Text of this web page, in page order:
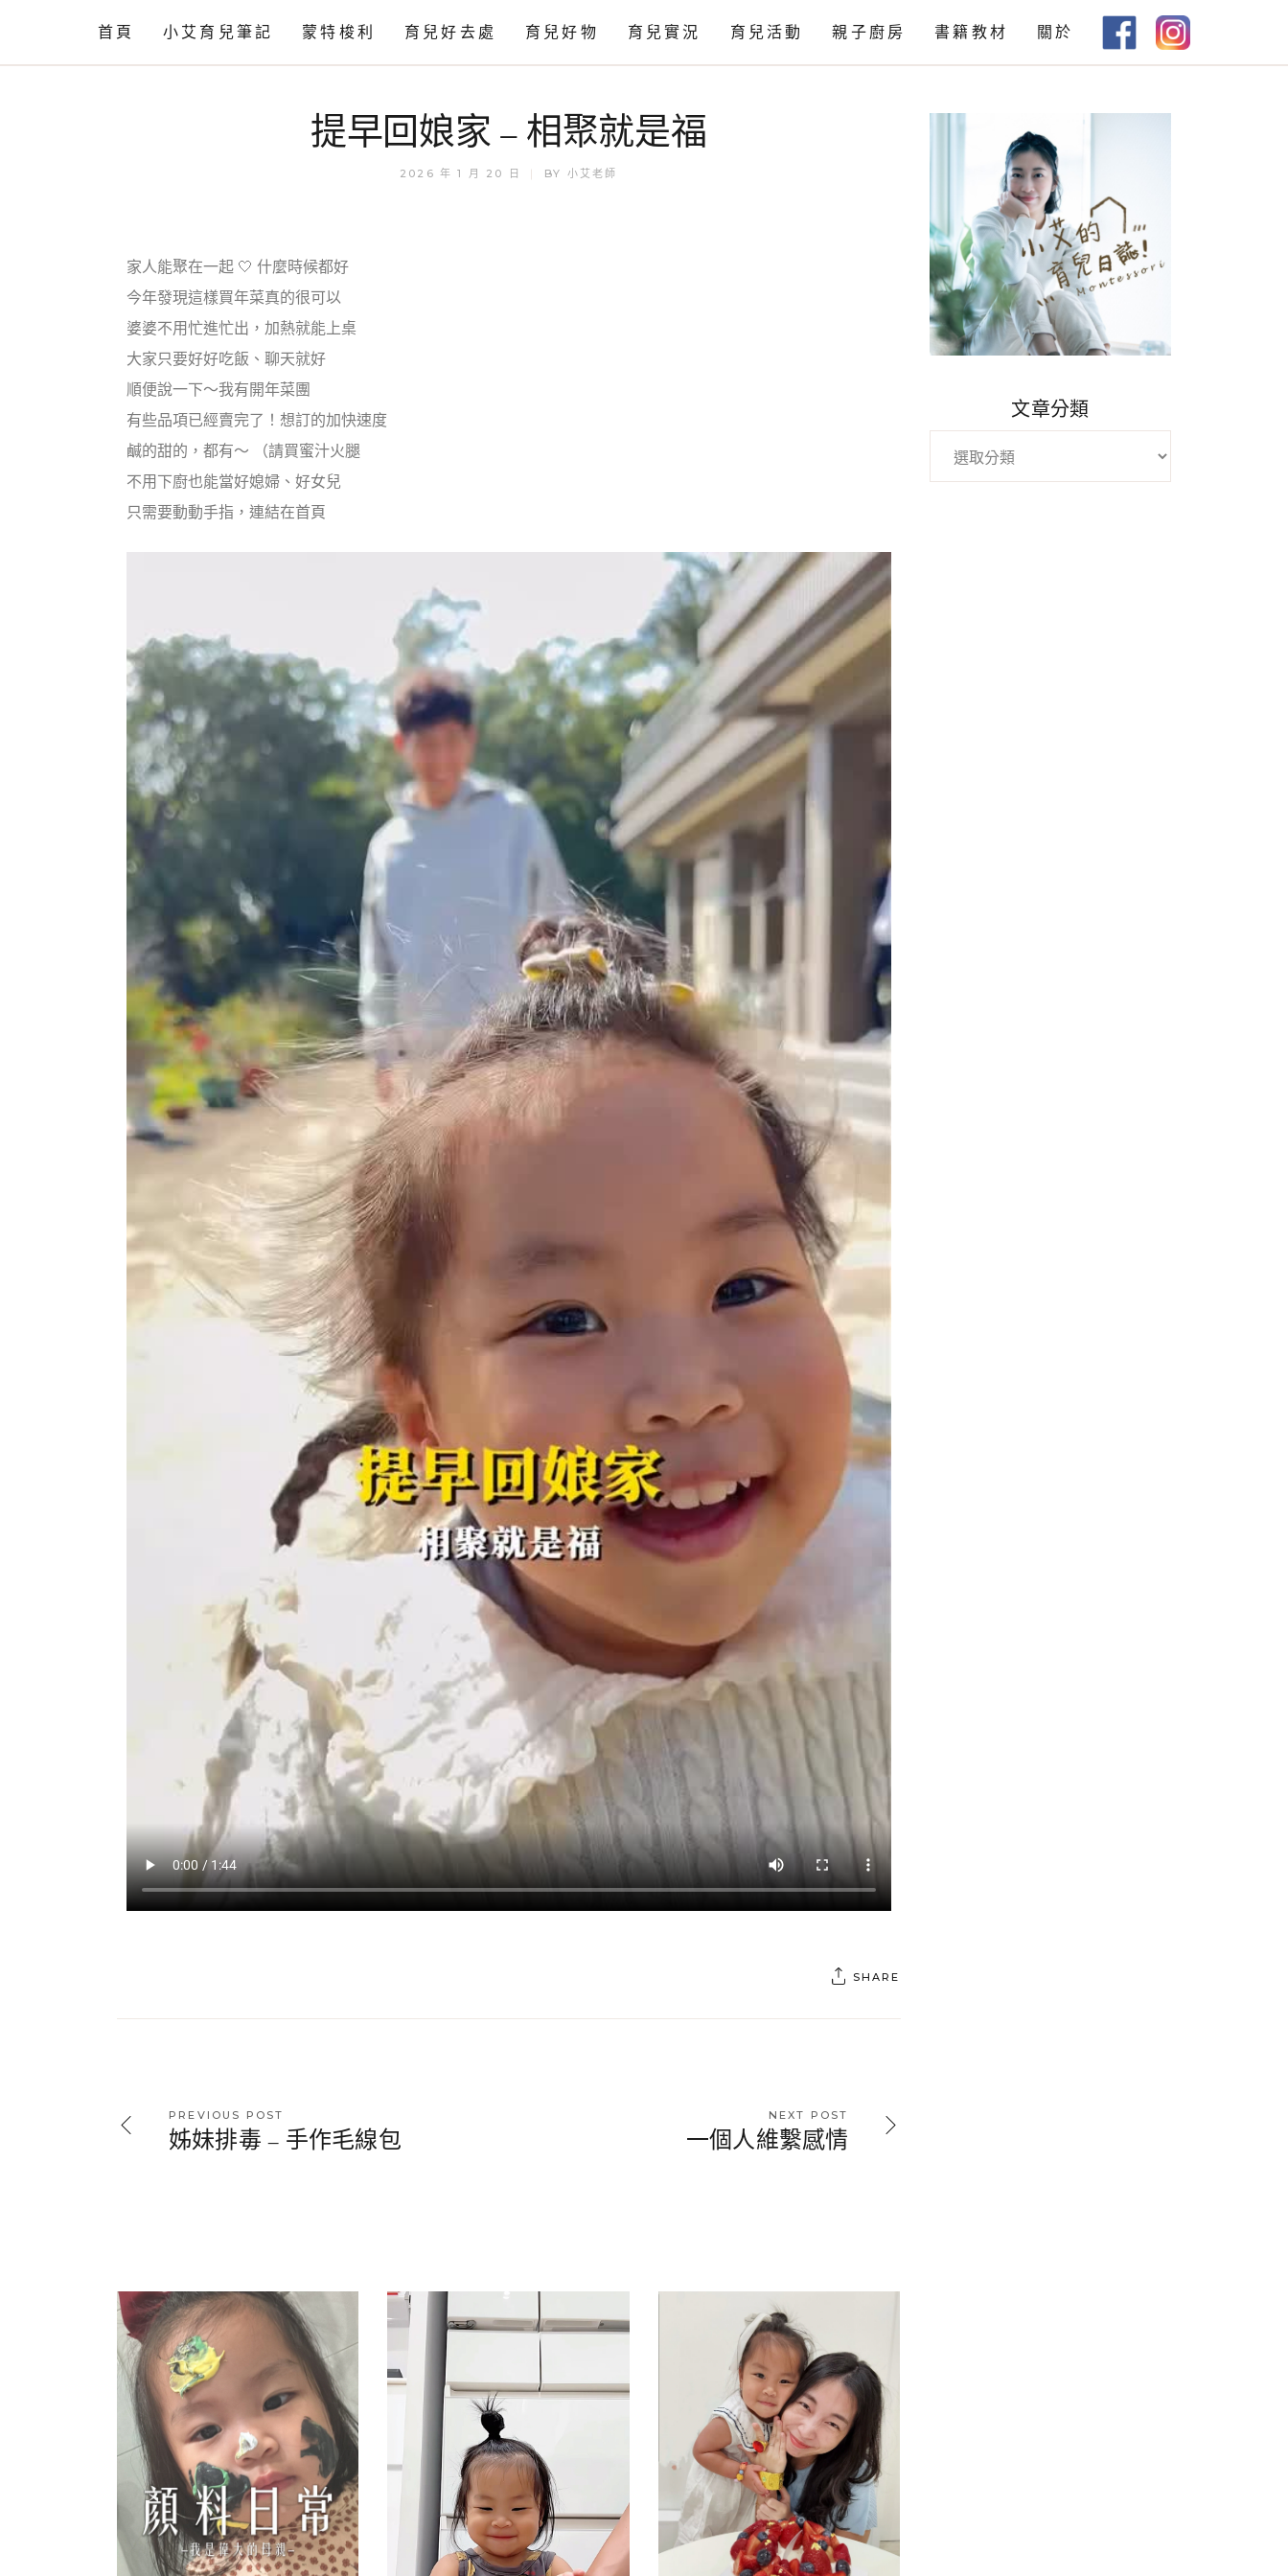
首頁 小艾育兒筆記
自理篇
育兒小技巧
蒙特梭利
相關知識
育兒好去處 育兒好物 育兒實況 育兒活動 親子廚房 書籍教材 關於
提早回娘家 – 相聚就是福
2026 年 1 月 20 日 BY 小艾老師
家人能聚在一起 🤍 什麼時候都好
今年發現這樣買年菜真的很可以
婆婆不用忙進忙出，加熱就能上桌
大家只要好好吃飯、聊天就好
順便說一下～我有開年菜團
有些品項已經賣完了！想訂的加快速度
鹹的甜的，都有～ （請買蜜汁火腿
不用下廚也能當好媳婦、好女兒
只需要動動手指，連結在首頁
SHARE
PREVIOUS POST
姊妹排毒 – 手作毛線包
NEXT POST
一個人維繫感情
文章分類